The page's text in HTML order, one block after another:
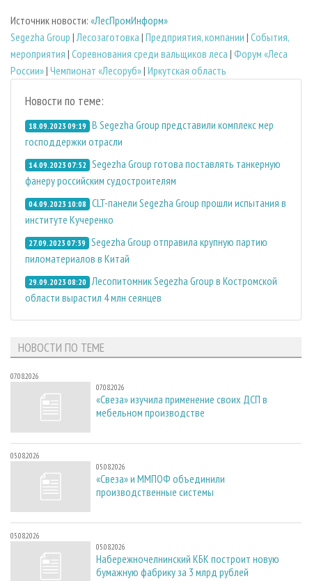
Источник новости: «ЛесПромИнформ»
Segezha Group |Лесозаготовка | Предприятия, компании | События,
мероприятия | Соревнования среди вальщиков леса | Форум «Леса
России»| Чемпионат «Лесоруб»| Иркутская область
Новости по теме:
18.09.2023 09:19 В Segezha Group представили комплекс мер
господдержки отрасли
14.09.2023 07:52 Segezha Group готова поставлять танкерную
фанеру российским судостроителям
04.09.2023 10:08 CLT-панели Segezha Group прошли испытания в
институте Кучеренко
27.09.2023 07:39 Segezha Group отправила крупную партию
пиломатериалов в Китай
29.09.2023 08:20 Лесопитомник Segezha Group в Костромской
области вырастил 4 млн сеянцев
НОВОСТИ ПО ТЕМЕ
07.08.2026
07.08.2026
«Свеза» изучила применение своих ДСП в
мебельном производстве
05.08.2026
05.08.2026
«Свеза» и ММПОФ объединили
производственные системы
05.08.2026
05.08.2026
Набережночелнинский КБК построит новую
бумажную фабрику за 3 млрд рублей